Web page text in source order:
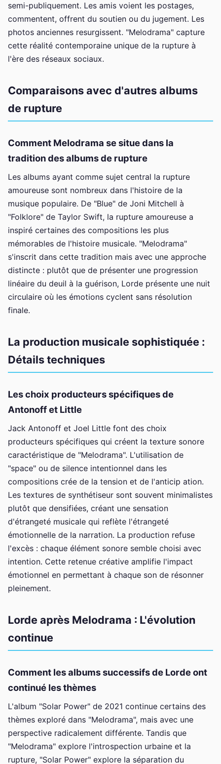
semi-publiquement. Les amis voient les postages,
commentent, offrent du soutien ou du jugement. Les
photos anciennes resurgissent. "Melodrama" capture
cette réalité contemporaine unique de la rupture à
l'ère des réseaux sociaux.
Comparaisons avec d'autres albums
de rupture
Comment Melodrama se situe dans la
tradition des albums de rupture
Les albums ayant comme sujet central la rupture
amoureuse sont nombreux dans l'histoire de la
musique populaire. De "Blue" de Joni Mitchell à
"Folklore" de Taylor Swift, la rupture amoureuse a
inspiré certaines des compositions les plus
mémorables de l'histoire musicale. "Melodrama"
s'inscrit dans cette tradition mais avec une approche
distincte : plutôt que de présenter une progression
linéaire du deuil à la guérison, Lorde présente une nuit
circulaire où les émotions cyclent sans résolution
finale.
La production musicale sophistiquée :
Détails techniques
Les choix producteurs spécifiques de
Antonoff et Little
Jack Antonoff et Joel Little font des choix
producteurs spécifiques qui créent la texture sonore
caractéristique de "Melodrama". L'utilisation de
"space" ou de silence intentionnel dans les
compositions crée de la tension et de l'anticip ation.
Les textures de synthétiseur sont souvent minimalistes
plutôt que densifiées, créant une sensation
d'étrangeté musicale qui reflète l'étrangeté
émotionnelle de la narration. La production refuse
l'excès : chaque élément sonore semble choisi avec
intention. Cette retenue créative amplifie l'impact
émotionnel en permettant à chaque son de résonner
pleinement.
Lorde après Melodrama : L'évolution
continue
Comment les albums successifs de Lorde ont
continué les thèmes
L'album "Solar Power" de 2021 continue certains des
thèmes exploré dans "Melodrama", mais avec une
perspective radicalement différente. Tandis que
"Melodrama" explore l'introspection urbaine et la
rupture, "Solar Power" explore la séparation du